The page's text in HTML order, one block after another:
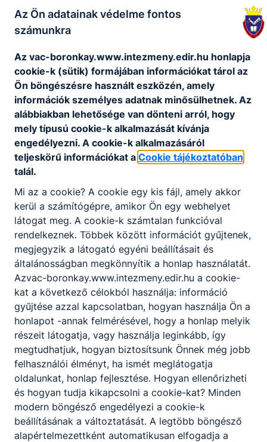
között került
megrendezésre
a XXXIII.
Imre Országos
Középiskolai
Pneumatika és
Mechatronika
Verseny döntője
Nagykanizsán,
ahová két
csapatunk is
bejutott (30
csapat került a
elődöntő után).
2026.
jún.
22.
Bermann
Gábor
Az Ön adatainak védelme fontos
számunkra
Az vac-boronkay.www.intezmeny.edir.hu honlapja
cookie-k (sütik) formájában információkat tárol az
Ön böngészésre használt eszközén, amely
információk személyes adatnak minősülhetnek. Az
alábbiakban lehetősége van dönteni arról, hogy
mely típusú cookie-k alkalmazását kívánja
engedélyezni. A cookie-k alkalmazásáról
teljeskörű információkat a Cookie tájékoztatóban
talál.
Mi az a cookie? A cookie egy kis fájl, amely akkor
kerül a számítógépre, amikor Ön egy webhelyet
látogat meg. A cookie-k számtalan funkcióval
rendelkeznek. Többek között információt gyűjtenek,
megjegyzik a látogató egyéni beállításait és
általánosságban megkönnyítik a honlap használatát.
Azvac-boronkay.www.intezmeny.edir.hu a cookie-
kat a következő célokból használja: információ
gyűjtése azzal kapcsolatban, hogyan használja Ön a
honlapot -annak felmérésével, hogy a honlap melyik
részeit látogatja, vagy használja leginkább, így
megtudhatjuk, hogyan biztosítsunk Önnek még jobb
felhasználói élményt, ha ismét meglátogatja
oldalunkat, honlap fejlesztése. Hogyan ellenőrizheti
és hogyan tudja kikapcsolni a cookie-kat? Minden
modern böngésző engedélyezi a cookie-k
beállításának a változtatását. A legtöbb böngésző
alapértelmezettként automatikusan elfogadja a